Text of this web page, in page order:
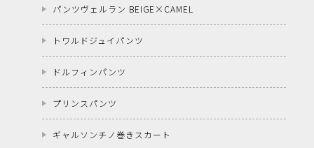
パンツヴェルラン BEIGE×CAMEL
トワルドジュイパンツ
ドルフィンパンツ
プリンスパンツ
ギャルソンチノ巻きスカート